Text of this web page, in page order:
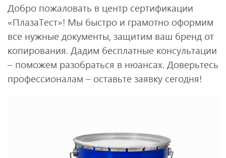
Добро пожаловать в центр сертификации
«ПлазаТест»! Мы быстро и грамотно оформим
все нужные документы, защитим ваш бренд от
копирования. Дадим бесплатные консультации
– поможем разобраться в нюансах. Доверьтесь
профессионалам – оставьте заявку сегодня!